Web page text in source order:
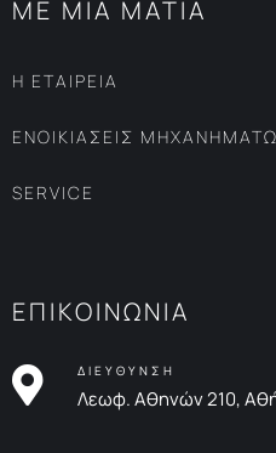
ΜΕ ΜΙΑ ΜΑΤΙΑ
Η ΕΤΑΙΡΕΙΑ
ΕΝΟΙΚΙΑΣΕΙΣ
SERVICE
ΕΠΙΚΟΙΝΩΝΙΑ
ΔΙΕΥΘΥΝΣΗ
Λεωφ. Αθηνών 210,